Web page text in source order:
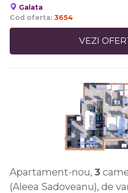
Galata
Cod oferta: 3654
VEZI
Apartament-nou, 3
(Aleea Sadoveanu), de